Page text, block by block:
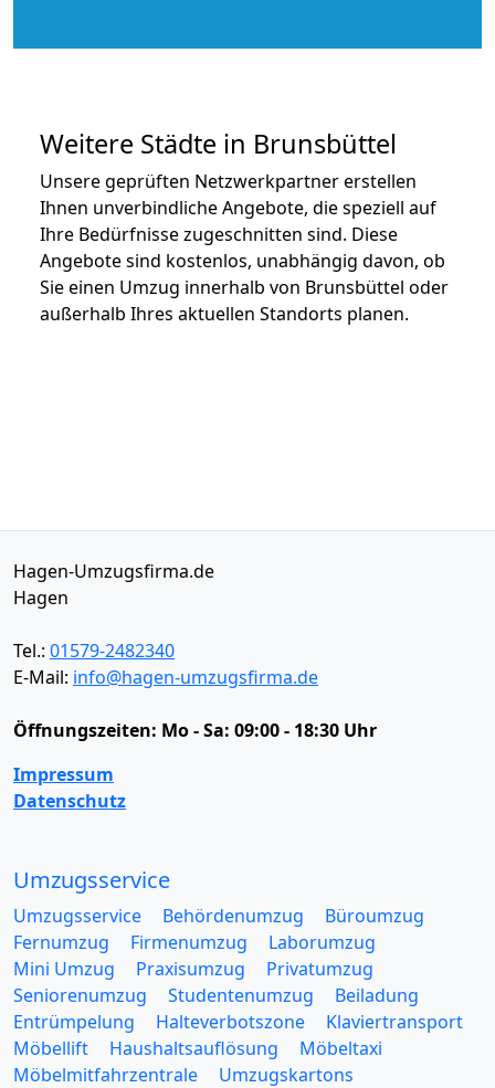
Weitere Städte in Brunsbüttel
Unsere geprüften Netzwerkpartner erstellen
Ihnen unverbindliche Angebote, die speziell auf
Ihre Bedürfnisse zugeschnitten sind. Diese
Angebote sind kostenlos, unabhängig davon, ob
Sie einen Umzug innerhalb von Brunsbüttel oder
außerhalb Ihres aktuellen Standorts planen.
Hagen-Umzugsfirma.de
Hagen
Tel.: 01579-2482340
E-Mail: info@hagen-umzugsfirma.de
Öffnungszeiten: Mo - Sa: 09:00 - 18:30 Uhr
Impressum
Datenschutz
Umzugsservice
Umzugsservice Behördenumzug
Büroumzug
Fernumzug
Firmenumzug
Laborumzug
Mini Umzug
Praxisumzug
Privatumzug
Seniorenumzug
Studentenumzug
Beiladung
Entrümpelung
Halteverbotszone
Klaviertransport
Möbellift
Haushaltsauflösung
Möbeltaxi
Möbelmitfahrzentrale
Umzugskartons